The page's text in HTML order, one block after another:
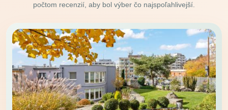
počtom recenzií, aby bol výber čo najspoľahlivejší.